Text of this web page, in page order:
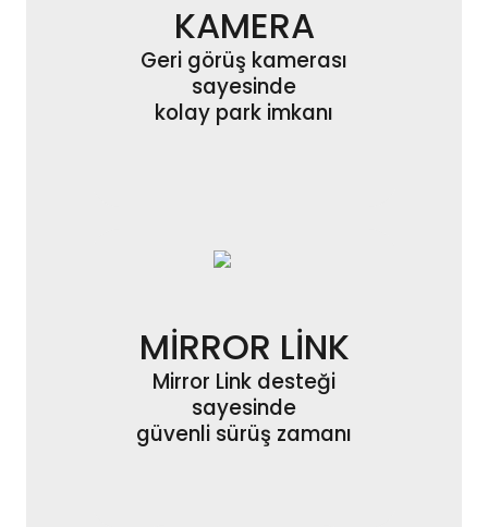
KAMERA
Geri görüş kamerası
sayesinde
kolay park imkanı
MİRROR LİNK
Mirror Link desteği
sayesinde
güvenli sürüş zamanı